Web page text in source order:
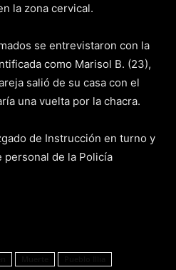
la zona cervical.
se entrevistaron con la
como Marisol B. (23),
salió de su casa con el
una vuelta por la chacra.
de Instrucción en turno y
personal de la Policía